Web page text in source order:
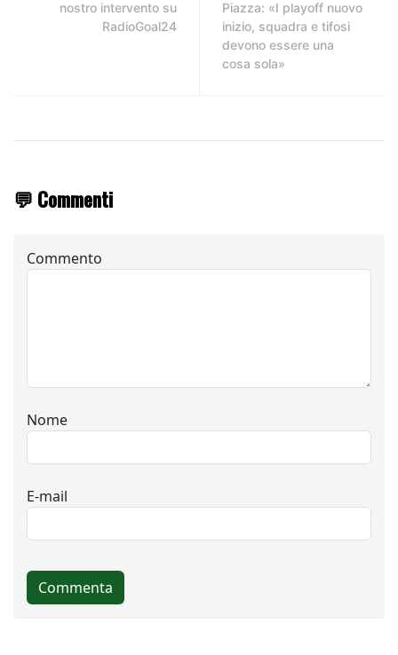
nostro intervento su
RadioGoal24
Piazza: «I playoff nuovo
inizio, squadra e tifosi
devono essere una
cosa sola»
💬 Commenti